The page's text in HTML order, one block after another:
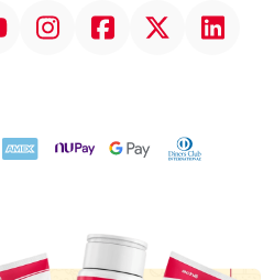
InstagramFacebookTwitter Linkedin
AMEX NuPay Google PayDiners Club